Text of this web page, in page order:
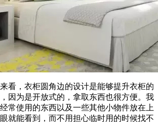
，衣柜圆角边的设计是能够提升衣柜的
因为是开放式的，拿取东西也很方便。我
常使用的东西以及一些其他小物件放在上
就能看到，而不用担心临时用的时候找不